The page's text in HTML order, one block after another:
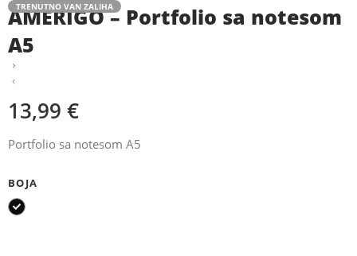
TRENUTNO VAN ZALIHA
AMERIGO – Portfolio sa notesom
A5
13,99 €
Portfolio sa notesom A5
BOJA